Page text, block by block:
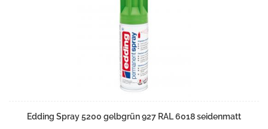
Edding Spray 5200 gelbgrün 927 RAL 6018 seidenmatt